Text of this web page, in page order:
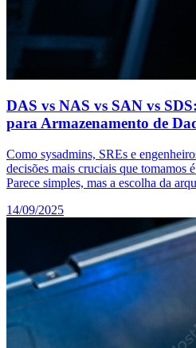
DAS vs NAS vs SAN vs
para Armazenamento de
Como sysadmins, SREs e
decisões mais cruciais que tomamos
Parece simples, mas a escolha da
14/09/2025